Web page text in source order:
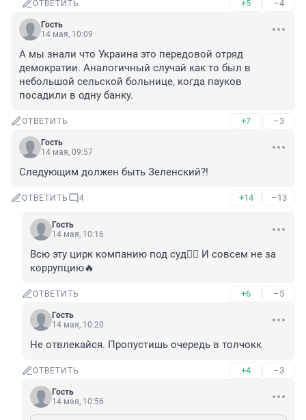
ОТВЕТИТЬ +5 –4
Гость
14 мая, 10:09
А мы знали что Украина это передовой отряд
демократии. Аналогичный случай как то был в
небольшой сельской больнице, когда пауков
посадили в одну банку.
ОТВЕТИТЬ +7 –3
Гость
14 мая, 09:57
Следующим должен быть Зеленский?!
ОТВЕТИТЬ 4 +14 –13
Гость
14 мая, 10:16
Всю эту цирк компанию под суд👍🏻 И совсем не за
коррупцию🔥
ОТВЕТИТЬ +6 –5
Гость
14 мая, 10:20
Не отвлекайся. Пропустишь очередь в толчокк
ОТВЕТИТЬ +4 –3
Гость
14 мая, 10:56